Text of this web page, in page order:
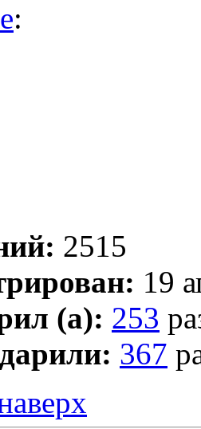
:
2515
19
(а): 253
367